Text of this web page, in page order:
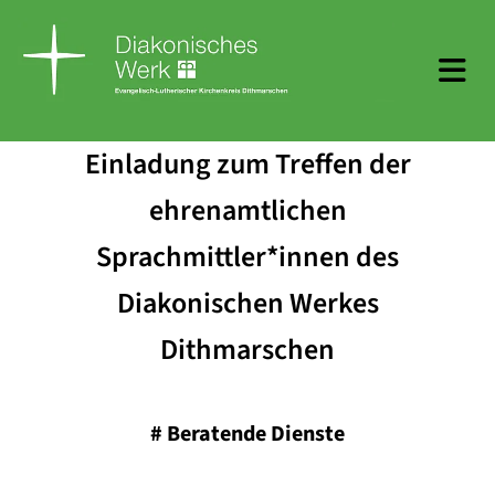
Einladung zum Treffen der
ehrenamtlichen
Sprachmittler*innen des
Diakonischen Werkes
Dithmarschen
# Beratende Dienste